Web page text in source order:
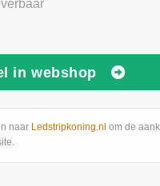
in webshop
naar Ledstripkoning.nl om de